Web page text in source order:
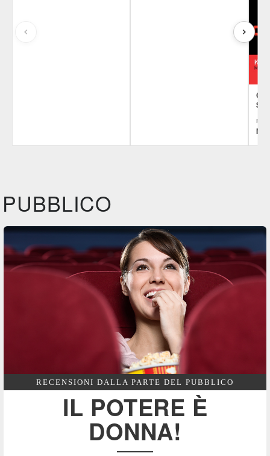
PUBBLICO
RECENSIONI DALLA PARTE DEL PUBBLICO
IL POTERE È
DONNA!